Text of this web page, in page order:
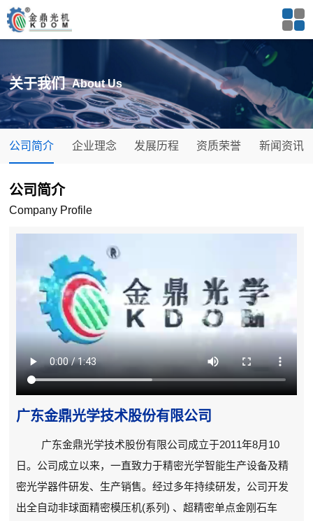
关于我们 About Us
公司简介 企业理念 发展历程 资质荣誉 新闻资讯
公司简介
Company Profile
广东金鼎光学技术股份有限公司
广东金鼎光学技术股份有限公司成立于2011年8月10
日。公司成立以来，一直致力于精密光学智能生产设备及精
密光学器件研发、生产销售。经过多年持续研发，公司开发
出全自动非球面精密模压机(系列) 、超精密单点金刚石车